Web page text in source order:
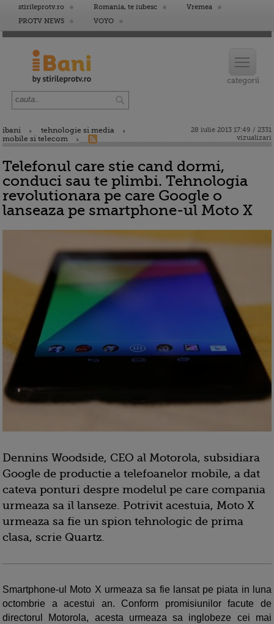
stirileprotv.ro Romania, te iubesc
Vremea
PROTV NEWS
VOYO
ibani
tehnologie si media
mobile si telecom
28 iulie 2013 17:49 / 2331
vizualizari
Telefonul care stie cand dormi,
conduci sau te plimbi. Tehnologia
revolutionara pe care Google o
lanseaza pe smartphone-ul Moto X
Dennins Woodside, CEO al Motorola, subsidiara
Google de productie a telefoanelor mobile, a dat
cateva ponturi despre modelul pe care compania
urmeaza sa il lanseze. Potrivit acestuia, Moto X
urmeaza sa fie un spion tehnologic de prima
clasa, scrie Quartz.
Smartphone-ul Moto X urmeaza sa fie lansat pe piata in luna
octombrie a acestui an. Conform promisiunilor facute de
directorul Motorola, acesta urmeaza sa inglobeze cei mai